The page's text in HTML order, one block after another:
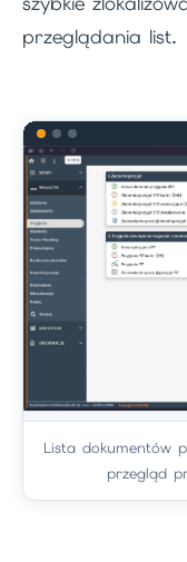
przeglądania list.
Lista dokumentów
przegląd